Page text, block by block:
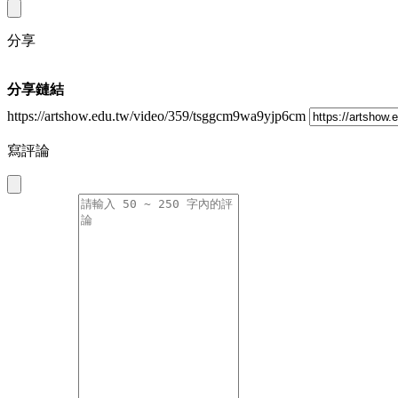
分享
分享鏈結
https://artshow.edu.tw/video/359/tsggcm9wa9yjp6cm
寫評論